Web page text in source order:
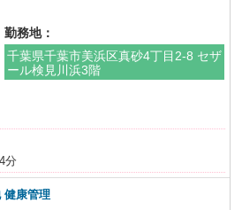
勤務地：
千葉県千葉市美浜区真砂4丁目2-8 セザ
ール検見川浜3階
分
健康管理